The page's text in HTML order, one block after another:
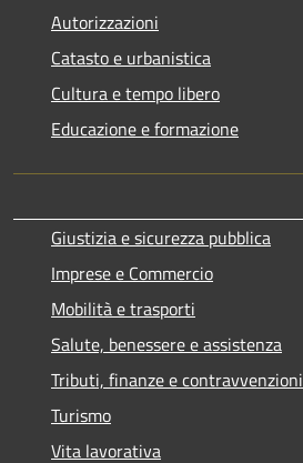
Autorizzazioni
Catasto e urbanistica
Cultura e tempo libero
Educazione e formazione
Giustizia e sicurezza pubblica
Imprese e Commercio
Mobilità e trasporti
Salute, benessere e assistenza
Tributi, finanze e contravvenzioni
Turismo
Vita lavorativa